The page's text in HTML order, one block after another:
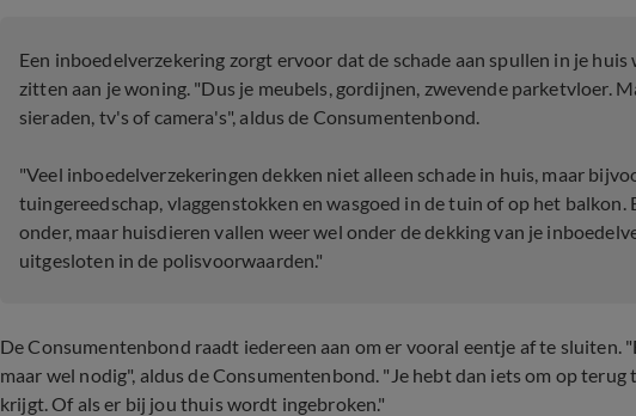
Een inboedelverzekering zorgt ervoor dat de schade aan spullen in je
zitten aan je woning. "Dus je meubels, gordijnen, zwevende parketvloer.
sieraden, tv's of camera's", aldus de Consumentenbond.
"Veel inboedelverzekeringen dekken niet alleen schade in huis, maar
tuingereedschap, vlaggenstokken en wasgoed in de tuin of op het balkon.
onder, maar huisdieren vallen weer wel onder de dekking van je
uitgesloten in de polisvoorwaarden."
De Consumentenbond raadt iedereen aan om er vooral eentje af te sluiten.
maar wel nodig", aldus de Consumentenbond. "Je hebt dan iets om op
krijgt. Of als er bij jou thuis wordt ingebroken."